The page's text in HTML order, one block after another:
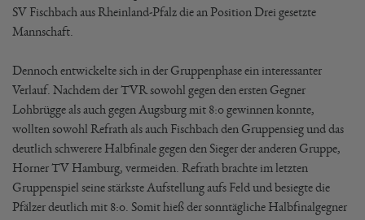
SV Fischbach aus Rheinland-Pfalz die an Position Drei gesetzte
Mannschaft.
Dennoch entwickelte sich in der Gruppenphase ein interessanter
Verlauf. Nachdem der TVR sowohl gegen den ersten Gegner
Lohbrügge als auch gegen Augsburg mit 8:0 gewinnen konnte,
wollten sowohl Refrath als auch Fischbach den Gruppensieg und das
deutlich schwerere Halbfinale gegen den Sieger der anderen Gruppe,
Horner TV Hamburg, vermeiden. Refrath brachte im letzten
Gruppenspiel seine stärkste Aufstellung aufs Feld und besiegte die
Pfälzer deutlich mit 8:0. Somit hieß der sonntägliche Halbfinalgegner